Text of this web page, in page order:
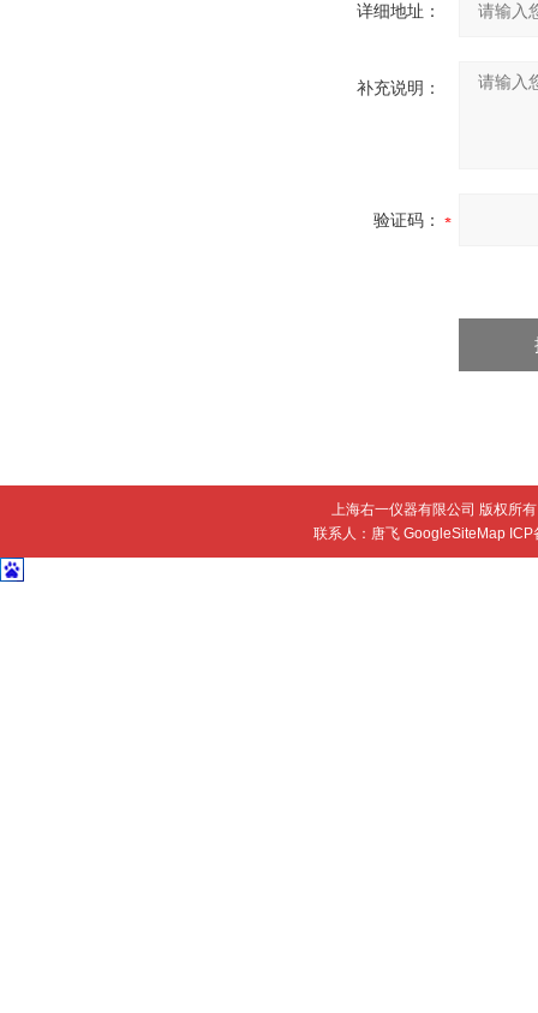
详细地址：
补充说明：
验证码：
上海右一仪器有限公司 版权所
联系人：唐飞GoogleSiteMap